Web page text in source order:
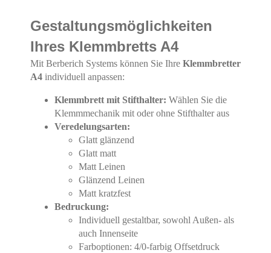
Gestaltungsmöglichkeiten
Ihres Klemmbretts A4
Mit Berberich Systems können Sie Ihre Klemmbretter
A4 individuell anpassen:
Klemmbrett mit Stifthalter: Wählen Sie die
Klemmmechanik mit oder ohne Stifthalter aus
Veredelungsarten:
Glatt glänzend
Glatt matt
Matt Leinen
Glänzend Leinen
Matt kratzfest
Bedruckung:
Individuell gestaltbar, sowohl Außen- als
auch Innenseite
Farboptionen: 4/0-farbig Offsetdruck